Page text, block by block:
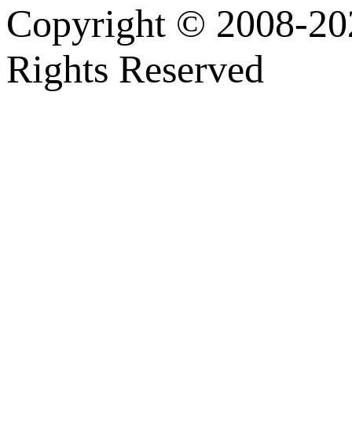
Copyright © 2008-
Rights Reserved